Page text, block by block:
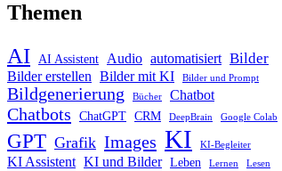
Themen
AI AI Assistent Audio automatisiert Bilder
Bilder erstellen Bilder mit KI Bilder und Prompt
Bildgenerierung Bücher Chatbot
Chatbots ChatGPT CRM DeepBrain Google Colab
GPT Grafik Images KI KI-Begleiter
KI Assistent KI und Bilder Leben Lernen
Lesen